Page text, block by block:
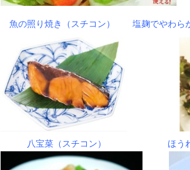
魚の照り焼き（スチコン）塩麹でやわ
八宝菜（スチコン） ほうれ